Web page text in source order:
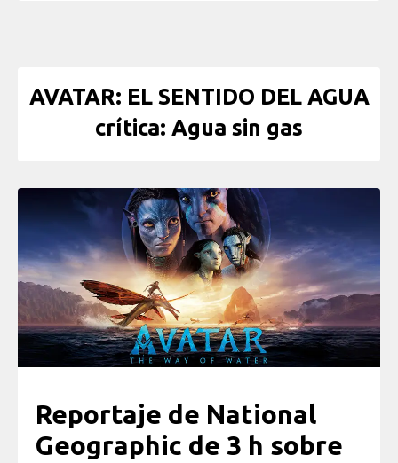
AVATAR: EL SENTIDO DEL AGUA
crítica: Agua sin gas
Reportaje de National
Geographic de 3 h sobre